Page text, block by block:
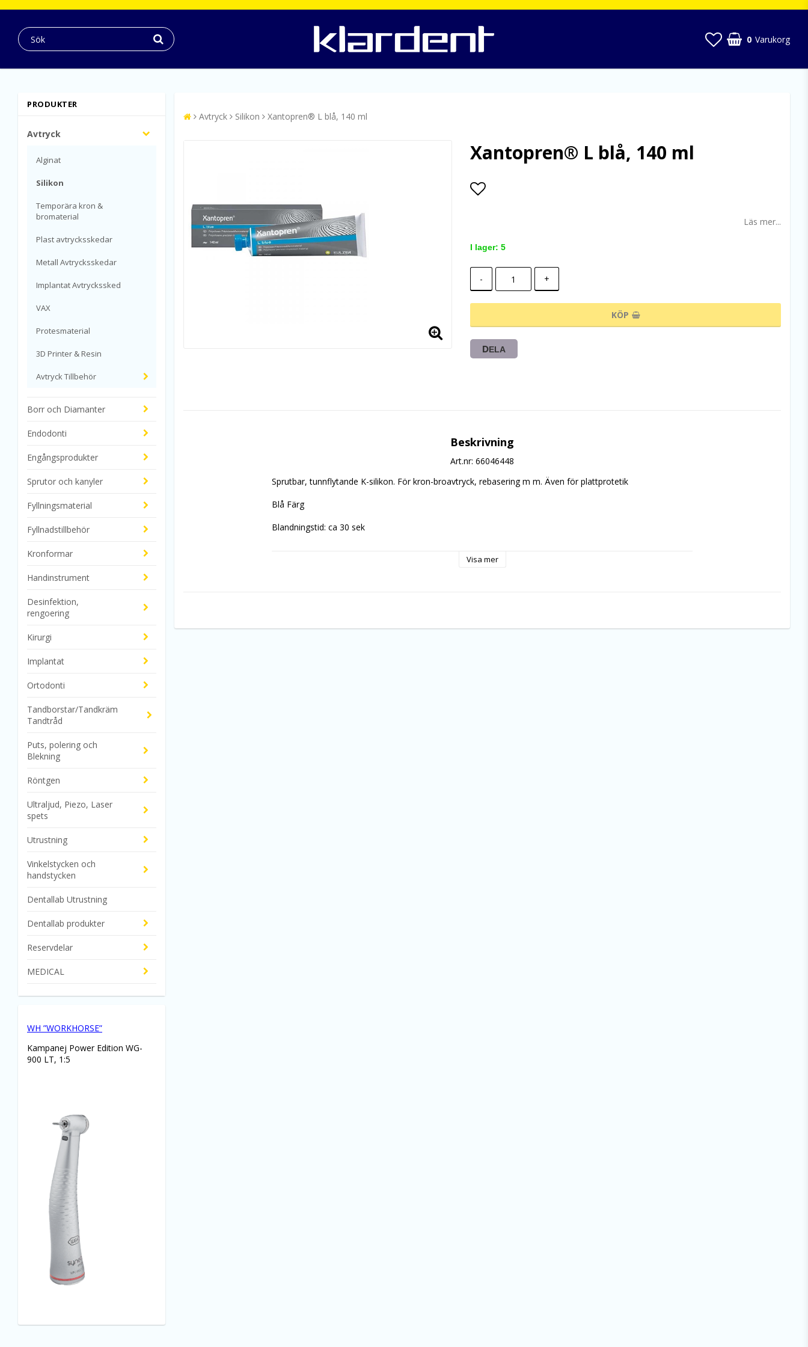
0 Varukorg
PRODUKTER
Avtryck
Alginat
Silikon
Temporära kron &
bromaterial
Plast avtrycksskedar
Metall Avtrycksskedar
Implantat Avtryckssked
VAX
Protesmaterial
3D Printer & Resin
Avtryck Tillbehör
Borr och Diamanter
Endodonti
Engångsprodukter
Sprutor och kanyler
Fyllningsmaterial
Fyllnadstillbehör
Kronformar
Handinstrument
Desinfektion,
rengoering
Kirurgi
Implantat
Ortodonti
Tandborstar/Tandkräm
Tandtråd
Puts, polering och
Blekning
Röntgen
Ultraljud, Piezo, Laser
spets
Utrustning
Vinkelstycken och
handstycken
Dentallab Utrustning
Dentallab produkter
Reservdelar
MEDICAL
WH ”WORKHORSE”
Kampanej Power Edition WG-
900 LT, 1:5
Avtryck Silikon Xantopren® L blå, 140 ml
Xantopren® L blå, 140 ml
Läs mer...
I lager: 5
- +
KÖP
DELA
Beskrivning
Art.nr: 66046448
Sprutbar, tunnflytande K-silikon. För kron-broavtryck, rebasering m m. Även för plattprotetik
Blå Färg
Blandningstid: ca 30 sek
Visa mer